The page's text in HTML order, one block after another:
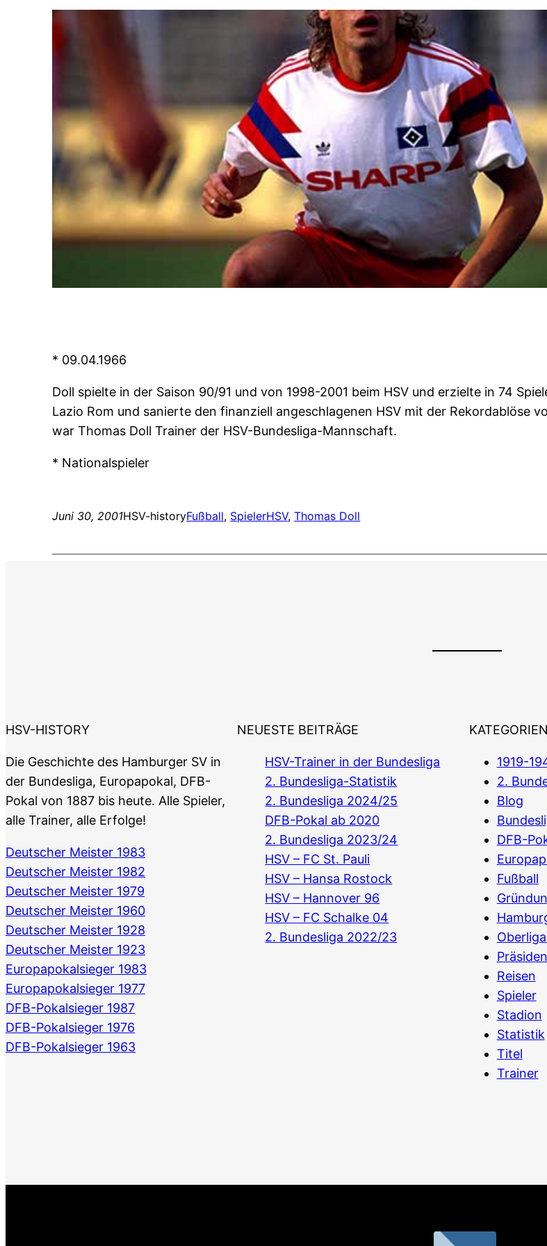
* 09.04.1966
Doll spielte in der Saison 90/91 und von 1998-2001 beim HSV und erzielte in 74
Lazio Rom und sanierte den finanziell angeschlagenen HSV mit der Rekordablöse
war Thomas Doll Trainer der HSV-Bundesliga-Mannschaft.
* Nationalspieler
Juni 30, 2001HSV-historyFußball, SpielerHSV, Thomas Doll
HSV-HISTORY
Die Geschichte des Hamburger SV in
der Bundesliga, Europapokal, DFB-
Pokal von 1887 bis heute. Alle Spieler,
alle Trainer, alle Erfolge!
Deutscher Meister 1983
Deutscher Meister 1982
Deutscher Meister 1979
Deutscher Meister 1960
Deutscher Meister 1928
Deutscher Meister 1923
Europapokalsieger 1983
Europapokalsieger 1977
DFB-Pokalsieger 1987
DFB-Pokalsieger 1976
DFB-Pokalsieger 1963
NEUESTE BEITRÄGE
HSV-Trainer in der Bundesliga
2. Bundesliga-Statistik
2. Bundesliga 2024/25
DFB-Pokal ab 2020
2. Bundesliga 2023/24
HSV – FC St. Pauli
HSV – Hansa Rostock
HSV – Hannover 96
HSV – FC Schalke 04
2. Bundesliga 2022/23
KATEGORIEN
1919-
2.
Blog
DFB-
Fußball
Reisen
Spieler
Stadion
Statistik
Titel
Trainer